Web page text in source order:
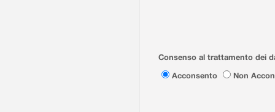
Consenso al trattamento dei
Acconsento
Non